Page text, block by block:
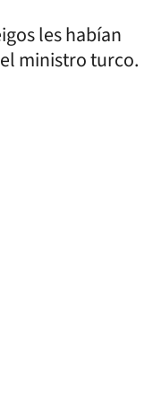
les habían
ministro turco.